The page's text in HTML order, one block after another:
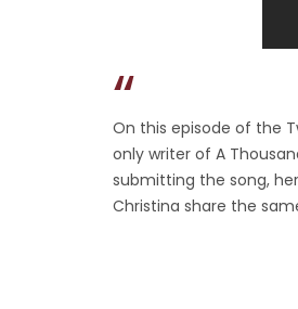
On this episode of the
only writer of A
submitting the song,
Christina share the